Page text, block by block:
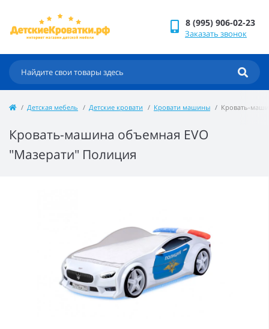
8 (995) 906-02-23
Заказать звонок
Детская мебель Детские кровати Кровати машины Кровать-
Кровать-машина объемная EVO
"Мазерати" Полиция